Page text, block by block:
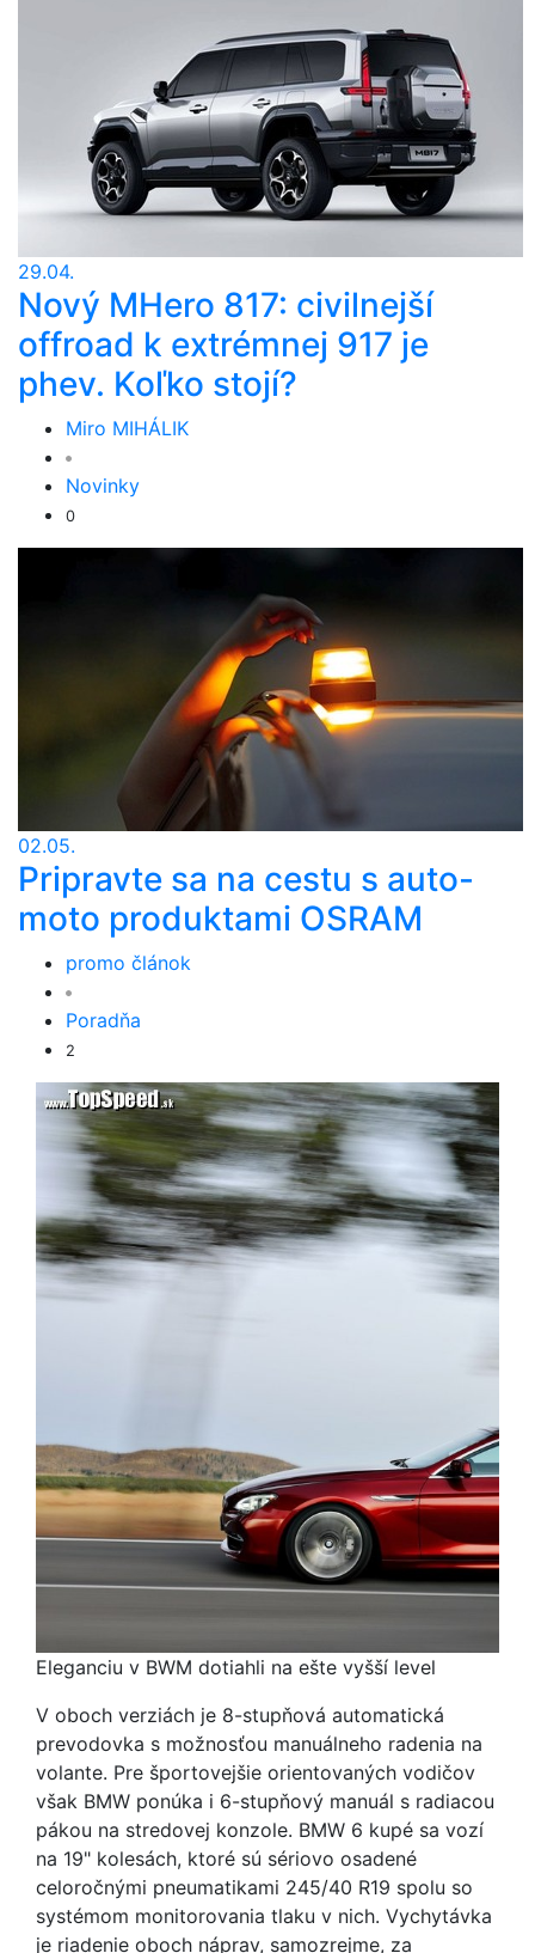
29.04.
Nový MHero 817: civilnejší
offroad k extrémnej 917 je
phev. Koľko stojí?
Miro MIHÁLIK
Novinky
0
02.05.
Pripravte sa na cestu s auto-
moto produktami OSRAM
promo článok
Poradňa
2
Eleganciu v BWM dotiahli na ešte vyšší level
V oboch verziách je 8-stupňová automatická
prevodovka s možnosťou manuálneho radenia na
volante. Pre športovejšie orientovaných vodičov
však BMW ponúka i 6-stupňový manuál s radiacou
pákou na stredovej konzole. BMW 6 kupé sa vozí
na 19" kolesách, ktoré sú sériovo osadené
celoročnými pneumatikami 245/40 R19 spolu so
systémom monitorovania tlaku v nich. Vychytávka
je riadenie oboch náprav, samozrejme, za